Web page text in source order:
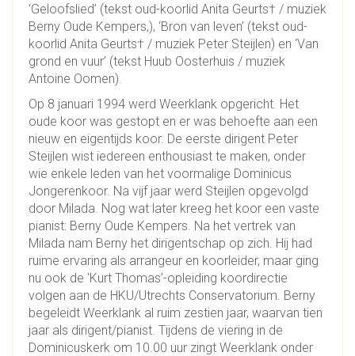
‘Geloofslied’ (tekst oud-koorlid Anita Geurts† / muziek
Berny Oude Kempers,), ‘Bron van leven’ (tekst oud-
koorlid Anita Geurts† / muziek Peter Steijlen) en ‘Van
grond en vuur’ (tekst Huub Oosterhuis / muziek
Antoine Oomen).
Op 8 januari 1994 werd Weerklank opgericht. Het
oude koor was gestopt en er was behoefte aan een
nieuw en eigentijds koor. De eerste dirigent Peter
Steijlen wist iedereen enthousiast te maken, onder
wie enkele leden van het voormalige Dominicus
Jongerenkoor. Na vijf jaar werd Steijlen opgevolgd
door Milada. Nog wat later kreeg het koor een vaste
pianist: Berny Oude Kempers. Na het vertrek van
Milada nam Berny het dirigentschap op zich. Hij had
ruime ervaring als arrangeur en koorleider, maar ging
nu ook de ‘Kurt Thomas’-opleiding koordirectie
volgen aan de HKU/Utrechts Conservatorium. Berny
begeleidt Weerklank al ruim zestien jaar, waarvan tien
jaar als dirigent/pianist. Tijdens de viering in de
Dominicuskerk om 10.00 uur zingt Weerklank onder